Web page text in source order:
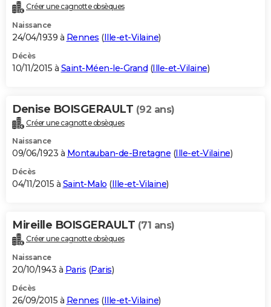
Créer une cagnotte obsèques
Naissance
24/04/1939 à Rennes (Ille-et-Vilaine)
Décès
10/11/2015 à Saint-Méen-le-Grand (Ille-et-Vilaine)
Denise BOISGERAULT (92 ans)
Créer une cagnotte obsèques
Naissance
09/06/1923 à Montauban-de-Bretagne (Ille-et-Vilaine)
Décès
04/11/2015 à Saint-Malo (Ille-et-Vilaine)
Mireille BOISGERAULT (71 ans)
Créer une cagnotte obsèques
Naissance
20/10/1943 à Paris (Paris)
Décès
26/09/2015 à Rennes (Ille-et-Vilaine)